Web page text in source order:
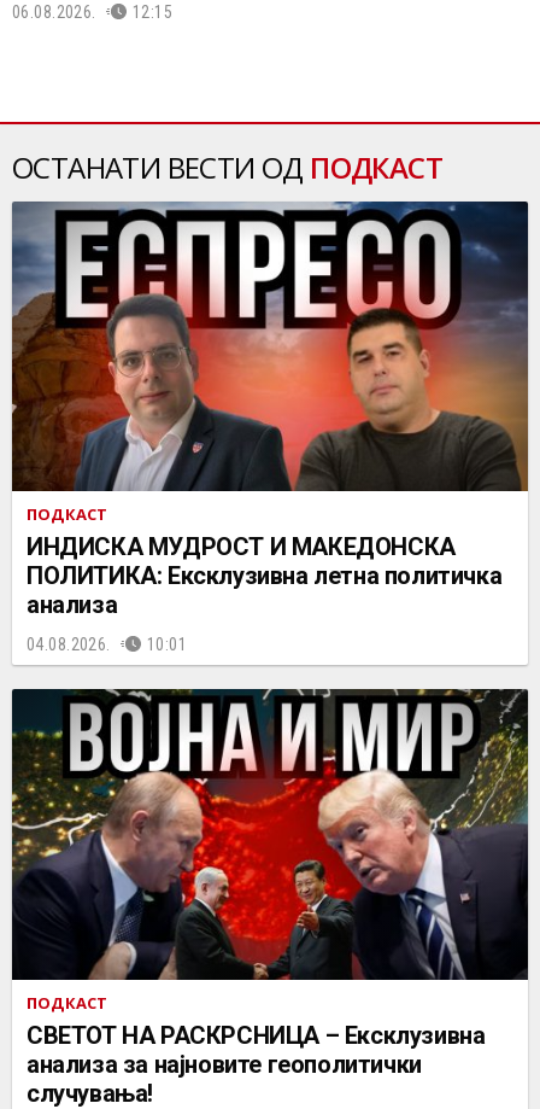
06.08.2026. 12:15
ОСТАНАТИ ВЕСТИ ОД ПОДКАСТ
ПОДКАСТ
ИНДИСКА МУДРОСТ И МАКЕДОНСКА
ПОЛИТИКА: Ексклузивна летна политичка
анализа
04.08.2026. 10:01
ПОДКАСТ
СВЕТОТ НА РАСКРСНИЦА – Ексклузивна
анализа за најновите геополитички
случувања!